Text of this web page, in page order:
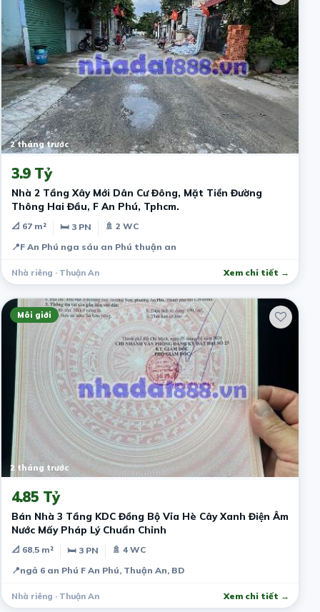
2 tháng trước
3.9 Tỷ
Nhà 2 Tầng Xây Mới Dân Cư Đông, Mặt Tiền Đường
Thông Hai Đầu, F An Phú, Tphcm.
📐 67 m² 🛏 3 PN
🚿 2 WC
📍F An Phú nga sáu an Phú thuận an
Nhà riêng · Thuận An Xem chi tiết →
Môi giới
2 tháng trước
4.85 Tỷ
Bán Nhà 3 Tầng KDC Đồng Bộ Vỉa Hè Cây Xanh Điện Âm
Nước Mấy Pháp Lý Chuẩn Chỉnh
📐 68.5 m² 🛏 3 PN
🚿 4 WC
📍ngả 6 an Phú F An Phú, Thuận An, BD
Nhà riêng · Thuận An Xem chi tiết →